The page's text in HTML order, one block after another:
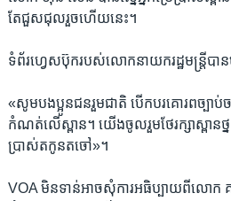
តែ​ជួស​ជុល​រួច​ហើយ​នេះ។
ទំព័រ​ហ្វេសប៊ុក​របស់​លោក​នាយក​រដ្ឋ​មន្ត្រី​បា
«សូម​បងប្អូន​ជន​រួម​ជាតិ​ បើក​បរ​គោរព​ច្បា
កំណត់​លើ​ស្ពាន។​ យើង​ចូលរួម​ថែរក្សា​ស្ពាន​ថ្
ប្រាស់​ត​កូន​ត​ចៅ»។
VOA ​មិន​ទាន់​អាច​សុំ​ការ​អធិប្បាយ​ពី​លោក​ គ